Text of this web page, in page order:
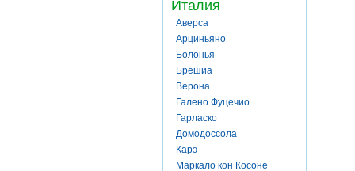
Италия
Аверса
Арциньяно
Болонья
Брешиа
Верона
Галено Фуцечио
Гарласко
Домодоссола
Карэ
Маркало кон Косоне